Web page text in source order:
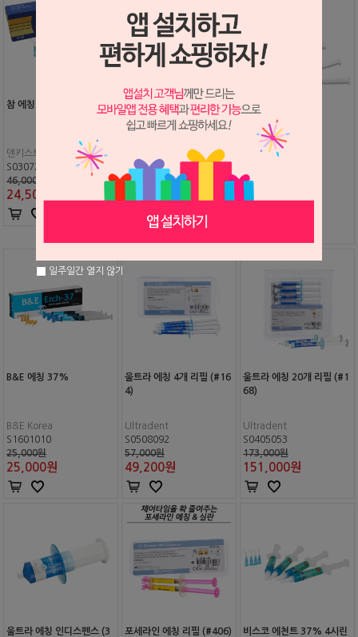
참 에칭
덴키스트
S0307299
46,000원
24,500
(솔루템 심스탁 8μ 1개 추가
증정) 리뉴에칭 37%
S2307010
22,000원
22,000
애니에칭 37%
S1404029
38,000원
B&E 에칭 37%
B&E Korea
S1601010
25,000원
25,000원
울트라 에칭 4개 리필 (#16
4)
Ultradent
S0508092
57,000원
49,200원
울트라 에칭 20개 리필 (#1
68)
Ultradent
S0405053
173,000원
151,000원
울트라 에칭 인디스펜스 (3
포세라인 에칭 리필 (#406)
비스코 에천트 37% 4시린
일주일간 열지 않기